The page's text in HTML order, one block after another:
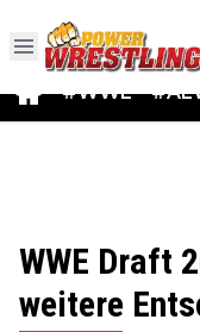
#WWE
WWE Draft
weitere